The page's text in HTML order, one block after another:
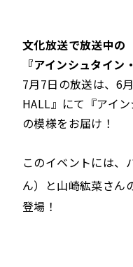
文化放送で放送中の
『アインシュタイ
7月7日の放送は、6
HALL』にて『アイ
の模様をお届け！
このイベントには、
ん）と山崎紘菜さん
登場！